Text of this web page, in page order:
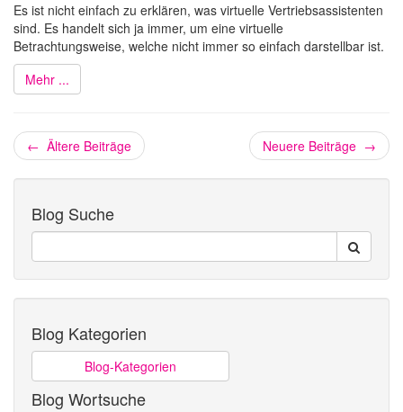
Es ist nicht einfach zu erklären, was virtuelle Vertriebsassistenten
sind. Es handelt sich ja immer, um eine virtuelle
Betrachtungsweise, welche nicht immer so einfach darstellbar ist.
Mehr ...
← Ältere Beiträge Neuere Beiträge →
Blog Suche
Blog Kategorien
Blog-Kategorien
Blog Wortsuche